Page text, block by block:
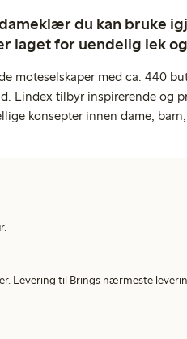
du kan bruke
laget for uendelig lek
moteselskaper med ca. 440
Lindex tilbyr inspirerende og
konsepter innen dame,
Levering til Brings nærmeste